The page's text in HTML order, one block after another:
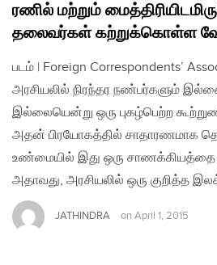
ரணில் மற்றும்
தலைவர்கள் கற்றுக்கொள்ள
படம் | Foreign Correspondents’
அரசியலில் நிரந்தர நண்பர்களும்
இல்லையென்று ஒரு புகழ்பெற்ற
அதன் பிரயோகத்தில் சாதாரணமாக
உண்மையில் இது ஒரு சாணக்கியத்தை
அதாவது, அரசியலில் ஒரு குறித்த
JATHINDRA on April 1, 2015